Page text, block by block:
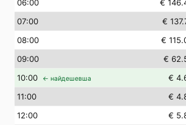
06:00 €
07:00 €
08:00 €
09:00 €
10:00 ← найдешевша €
11:00 €
12:00 €